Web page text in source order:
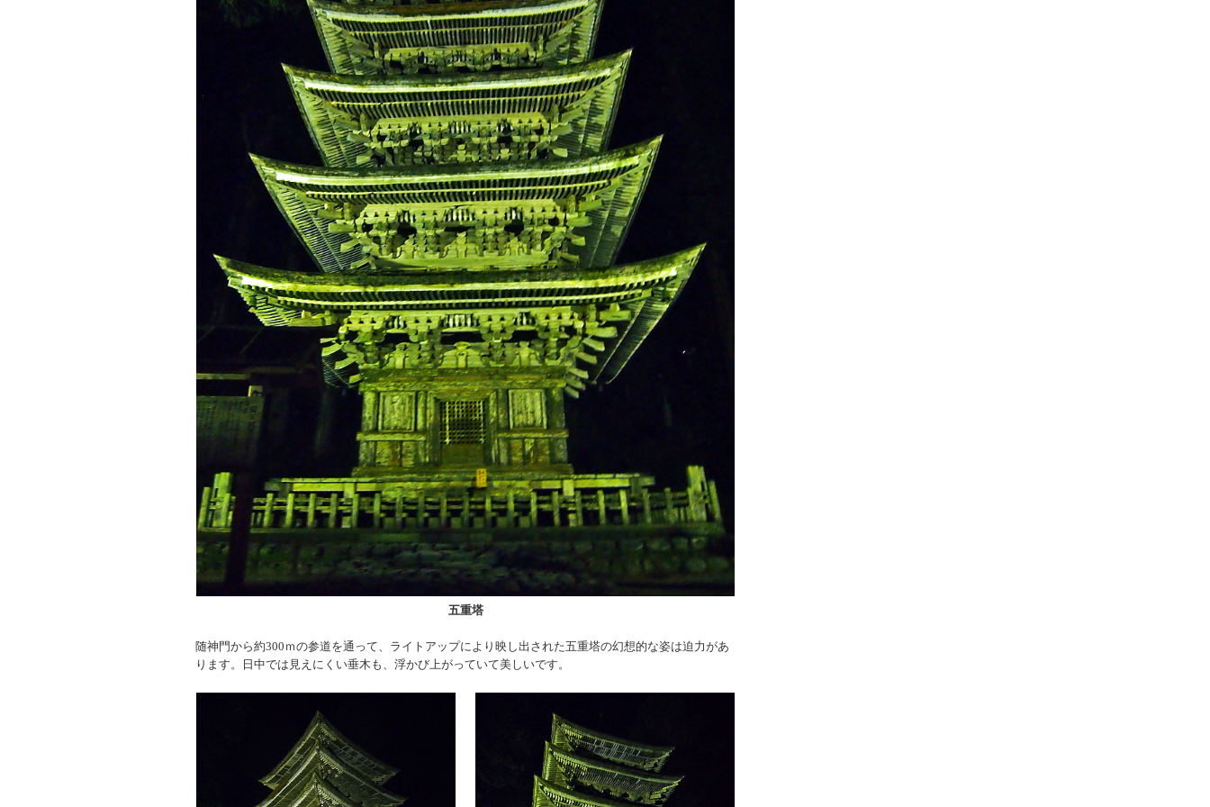
五重塔
随神門から約300 ｍの参道を通って、ライトアップにより映し出された五重塔の幻想的な姿は迫力があ
ります。日中では見えにくい垂木も、浮かび上がっていて美しいです。